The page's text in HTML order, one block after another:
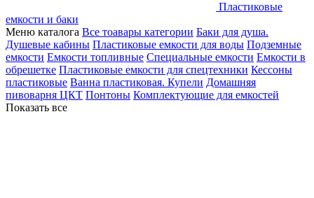
Пластиковые
емкости и баки
Меню каталога Все тоавары категории Баки для душа.
Душевые кабины Пластиковые емкости для воды Подземные
емкости Емкости топливные Специальные емкости Емкости в
обрешетке Пластиковые емкости для спецтехники Кессоны
пластиковые Ванна пластиковая. Купели Домашняя
пивоварня ЦКТ Понтоны Комплектующие для емкостей
Показать все